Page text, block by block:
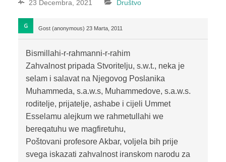
23 Decembra, 2021 Društvo
Gost (anonymous) 23 Marta, 2011
Bismillahi-r-rahmanni-r-rahim
Zahvalnost pripada Stvoritelju, s.w.t., neka je
selam i salavat na Njegovog Poslanika
Muhammeda, s.a.w.s, Muhammedove, s.a.w.s.
roditelje, prijatelje, ashabe i cijeli Ummet
Esselamu alejkum we rahmetullahi we
bereqatuhu we magfiretuhu,
Poštovani profesore Akbar, voljela bih prije
svega iskazati zahvalnost iranskom narodu za